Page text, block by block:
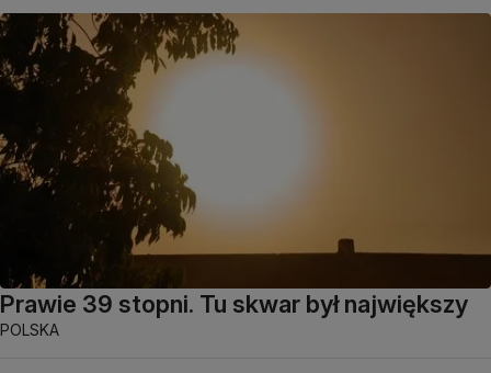
Prawie 39 stopni. Tu skwar był największy
POLSKA